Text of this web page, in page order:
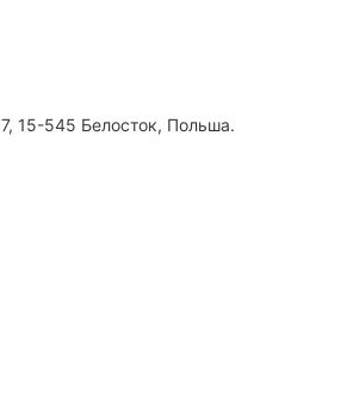
15-545 Белосток, Польша.